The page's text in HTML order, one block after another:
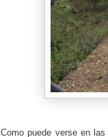
Como puede verse en